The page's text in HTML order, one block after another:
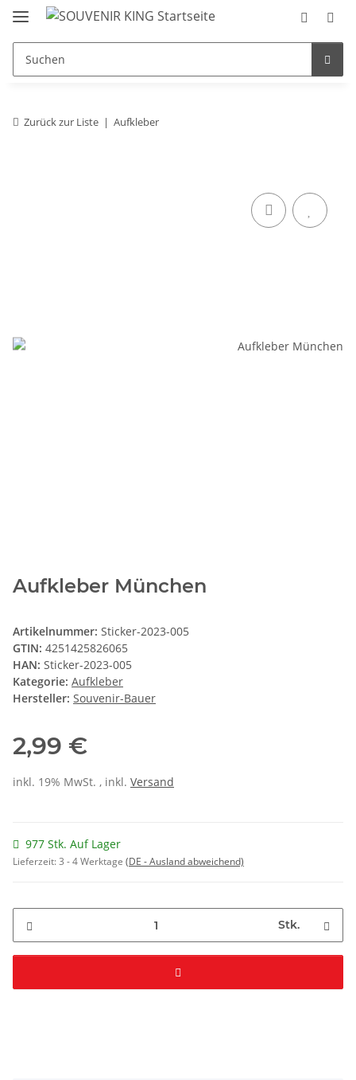
Zurück zur Liste Aufkleber
Aufkleber München
Artikelnummer: Sticker-2023-005
GTIN: 4251425826065
HAN: Sticker-2023-005
Kategorie: Aufkleber
Hersteller: Souvenir-Bauer
2,99 €
inkl. 19% MwSt. , inkl. Versand
977 Stk. Auf Lager
Lieferzeit:3 - 4 Werktage (DE - Ausland abweichend)
Stk.